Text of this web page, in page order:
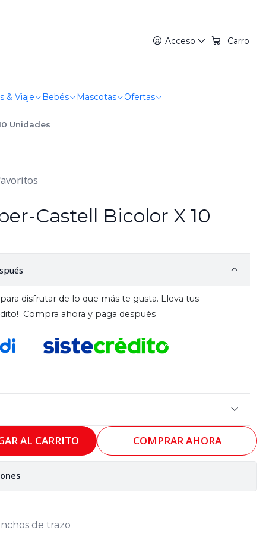
Acceso Carro
& Viaje Bebés Mascotas Ofertas
Unidades
Castell Bicolor X 10
disfrutar de lo que más te gusta. Lleva tus
Compra ahora y paga después
AL CARRITO COMPRAR AHORA
de trazo